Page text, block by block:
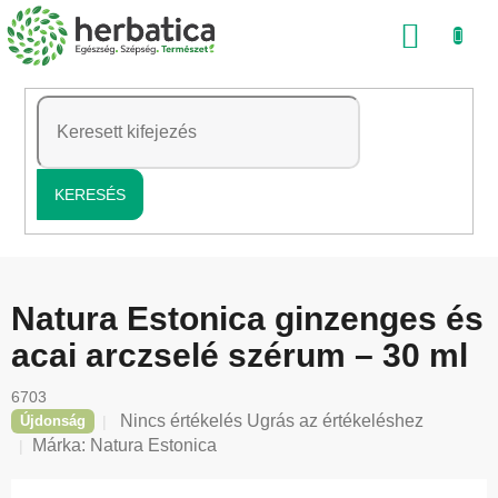
Ugrás
a
tartalomhoz
KERESÉS
Natura Estonica ginzenges és
acai arczselé szérum – 30 ml
6703
Újdonság
A
termék
Nincs értékelés Ugrás az értékeléshez
Márka: Natura Estonica